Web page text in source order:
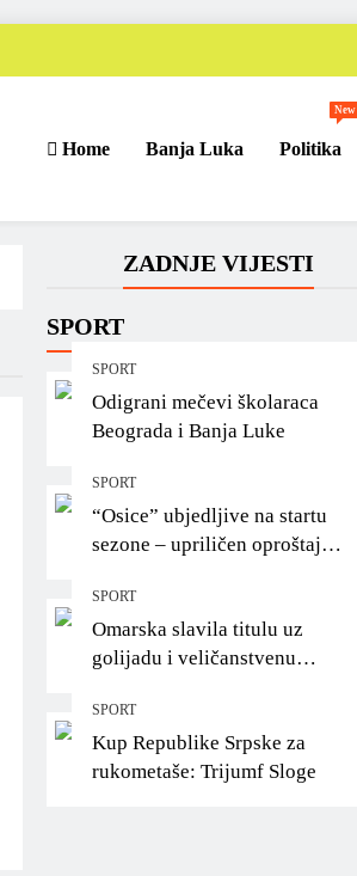
Home Banja Luka Politika
New
ZADNJE VIJESTI
SPORT
SPORT
Odigrani mečevi školaraca
Beograda i Banja Luke
SPORT
“Osice” ubjedljive na startu
sezone – upriličen oproštaj za
SPORT
Omarska slavila titulu uz
golijadu i veličanstvenu
navijačima
SPORT
Kup Republike Srpske za
rukometaše: Trijumf Sloge